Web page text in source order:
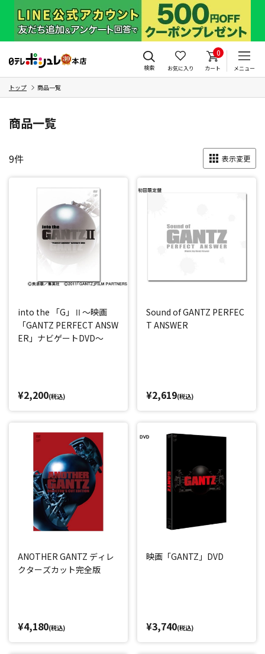
検索 お気に入り
0
カート メニュー
トップ 商品一覧
商品一覧
9件 表示変更
into the 「G」Ⅱ～映画
「GANTZ PERFECT ANSW
ER」ナビゲートDVD～
¥2,200(税込)
Sound of GANTZ PERFEC
T ANSWER
¥2,619(税込)
ANOTHER GANTZ ディレ
クターズカット完全版
¥4,180(税込)
映画「GANTZ」DVD
¥3,740(税込)